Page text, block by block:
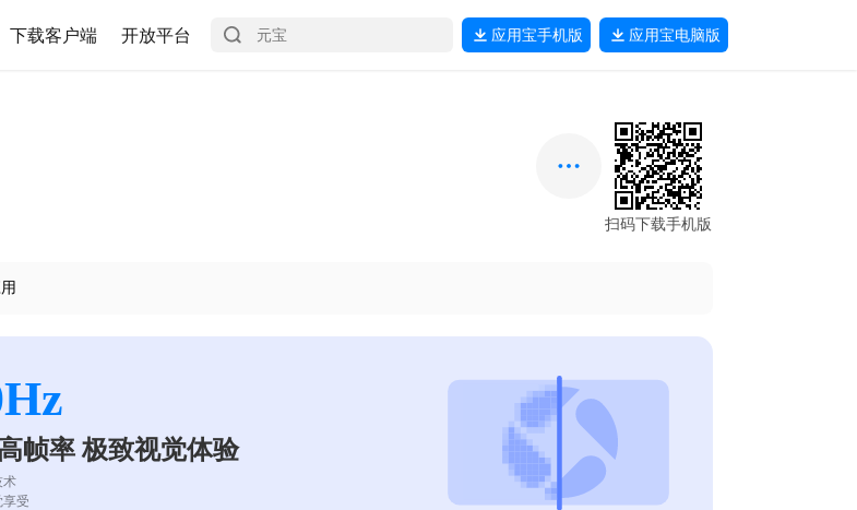
下载客户端 开放平台 应用宝手机版 应用宝电脑版
扫码下载手机版
帧率 极致视觉体验
术
受